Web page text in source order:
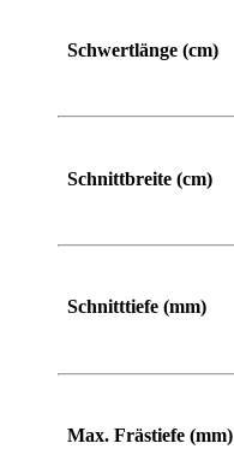
Schwertlänge (cm)
Schnittbreite (cm)
Schnitttiefe (mm)
Max. Frästiefe (mm)